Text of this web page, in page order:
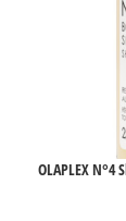
OLAPLEX